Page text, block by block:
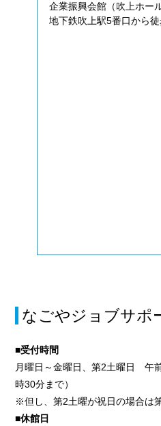
企業振興会館（吹上ホー
地下鉄吹上駅5番口から
なごやジョブサポ
■受付時間
月曜日～金曜日、第2土曜日 午
時30分まで）
※但し、第2土曜が祝日の場合は
■休館日